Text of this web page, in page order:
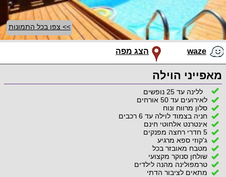
>> צפו בכל התמונות
waze הצג מפה
מאפייני הוילה
ללינה עד 25 נופשים
לאירועים עד 50 אורחים
סלון מרווח ונוח
חניה בצמוד לוילה עד 6 רכבים
אינטרנט אלחוטי חינם
5 חדרי רחצה מפנקים
ג'קוזי ספא מרגיע
מטבח מאובזר בכל
שולחן סנוקר מקצועי
טרמפולינה מהנה לילדים
מתאים לציבור הדתי